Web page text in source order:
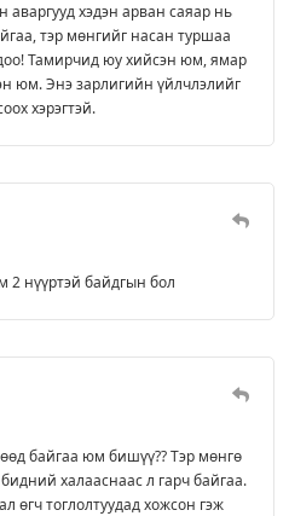
аваргууд хэдэн арван саяар нь
тэр мөнгийг насан туршаа
Тамирчид юу хийсэн юм, ямар
юм. Энэ зарлигийн үйлчлэлийг
хэрэгтэй.
2 нүүртэй байдгын бол
байгаа юм бишүү?? Тэр мөнгө
халааснаас л гарч байгаа.
өгч тоглолтуудад хожсон гэж